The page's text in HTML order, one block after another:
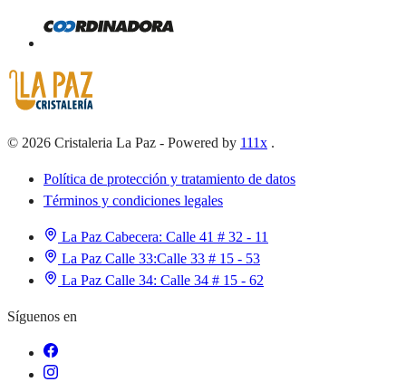
© 2026 Cristaleria La Paz - Powered by 111x .
Política de protección y tratamiento de datos
Términos y condiciones legales
La Paz Cabecera: Calle 41 # 32 - 11
La Paz Calle 33:Calle 33 # 15 - 53
La Paz Calle 34: Calle 34 # 15 - 62
Síguenos en